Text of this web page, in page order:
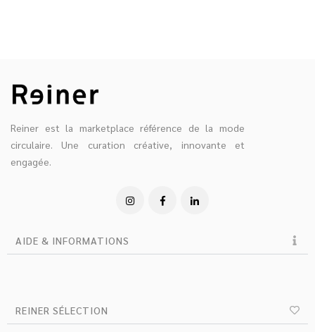
Reiner est la marketplace référence de la mode
circulaire. Une curation créative, innovante et
engagée.
AIDE & INFORMATIONS
REINER SÉLECTION